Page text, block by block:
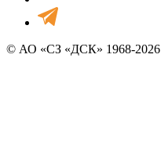
© АО «СЗ «ДСК» 1968-2026